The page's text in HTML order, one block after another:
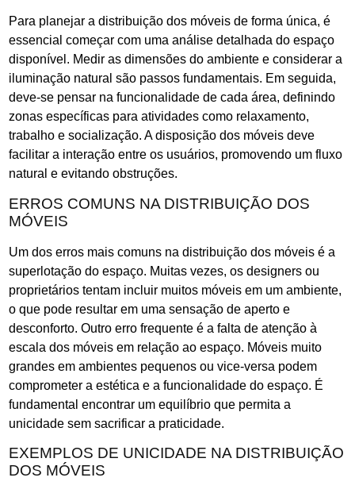
Para planejar a distribuição dos móveis de forma única, é
essencial começar com uma análise detalhada do espaço
disponível. Medir as dimensões do ambiente e considerar a
iluminação natural são passos fundamentais. Em seguida,
deve-se pensar na funcionalidade de cada área, definindo
zonas específicas para atividades como relaxamento,
trabalho e socialização. A disposição dos móveis deve
facilitar a interação entre os usuários, promovendo um fluxo
natural e evitando obstruções.
ERROS COMUNS NA DISTRIBUIÇÃO DOS
MÓVEIS
Um dos erros mais comuns na distribuição dos móveis é a
superlotação do espaço. Muitas vezes, os designers ou
proprietários tentam incluir muitos móveis em um ambiente,
o que pode resultar em uma sensação de aperto e
desconforto. Outro erro frequente é a falta de atenção à
escala dos móveis em relação ao espaço. Móveis muito
grandes em ambientes pequenos ou vice-versa podem
comprometer a estética e a funcionalidade do espaço. É
fundamental encontrar um equilíbrio que permita a
unicidade sem sacrificar a praticidade.
EXEMPLOS DE UNICIDADE NA DISTRIBUIÇÃO
DOS MÓVEIS